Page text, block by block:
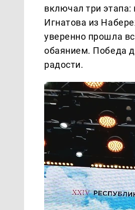
включал три
Игнатова из
уверенно прошла
обаянием. Победа
радости.